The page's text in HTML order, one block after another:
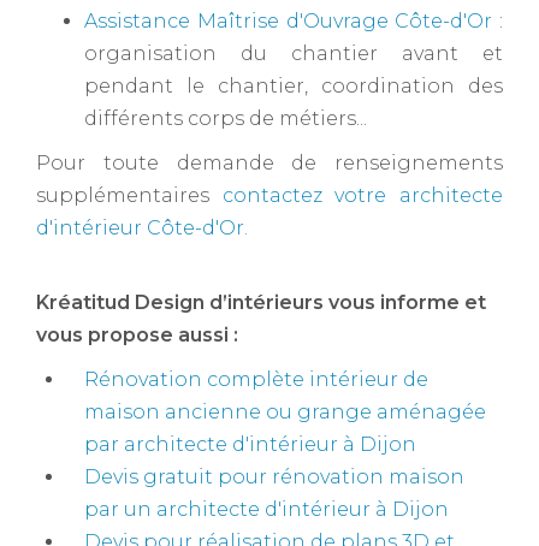
Assistance Maîtrise d'Ouvrage Côte-d'Or :
organisation du chantier avant et
pendant le chantier, coordination des
différents corps de métiers...
Pour toute demande de renseignements
supplémentaires contactez votre architecte
d'intérieur Côte-d'Or.
Kréatitud Design d’intérieurs vous informe et
vous propose aussi :
Rénovation complète intérieur de
maison ancienne ou grange aménagée
par architecte d'intérieur à Dijon
Devis gratuit pour rénovation maison
par un architecte d'intérieur à Dijon